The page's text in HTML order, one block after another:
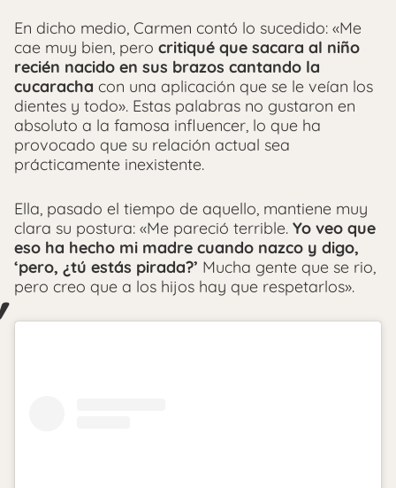
En dicho medio, Carmen contó lo sucedido: «Me
cae muy bien, pero critiqué que sacara al niño
recién nacido en sus brazos cantando la
cucaracha con una aplicación que se le veían los
dientes y todo». Estas palabras no gustaron en
absoluto a la famosa influencer, lo que ha
provocado que su relación actual sea
prácticamente inexistente.
Ella, pasado el tiempo de aquello, mantiene muy
clara su postura: «Me pareció terrible. Yo veo que
eso ha hecho mi madre cuando nazco y digo,
‘pero, ¿tú estás pirada?’ Mucha gente que se rio,
pero creo que a los hijos hay que respetarlos».